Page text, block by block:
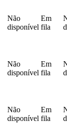
Não
disponível
Em
fila
Não
disponível
Em
fila
Não
disponível
Em
fila